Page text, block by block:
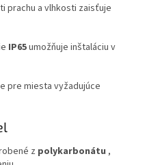
prachu a vlhkosti zaisťuje
IP65umožňuje inštaláciu v
pre miesta vyžadujúce
z polykarbonátu ,